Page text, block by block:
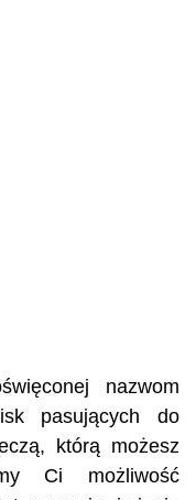
nazwom
pasujących do
którą możesz
Ci możliwość